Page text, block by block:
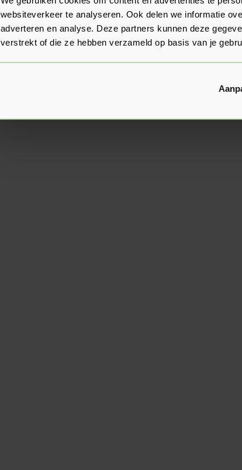
websiteverkeer te analyseren. Ook delen we informatie
adverteren en analyse. Deze partners kunnen deze
verstrekt of die ze hebben verzameld op basis van je